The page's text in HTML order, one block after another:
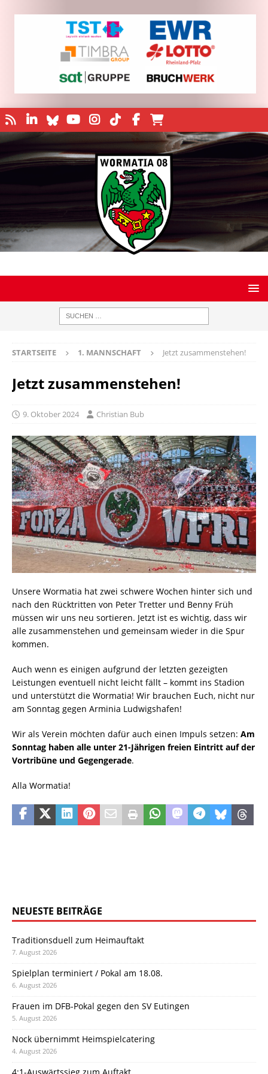
STARTSEITE 1. MANNSCHAFT Jetzt zusammenstehen!
Jetzt zusammenstehen!
9. Oktober 2024 Christian Bub
Unsere Wormatia hat zwei schwere Wochen hinter sich und
nach den Rücktritten von Peter Tretter und Benny Früh
müssen wir uns neu sortieren. Jetzt ist es wichtig, dass wir
alle zusammenstehen und gemeinsam wieder in die Spur
kommen.
Auch wenn es einigen aufgrund der letzten gezeigten
Leistungen eventuell nicht leicht fällt – kommt ins Stadion
und unterstützt die Wormatia! Wir brauchen Euch, nicht nur
am Sonntag gegen Arminia Ludwigshafen!
Wir als Verein möchten dafür auch einen Impuls setzen: Am
Sonntag haben alle unter 21-Jährigen freien Eintritt auf der
Vortribüne und Gegengerade.
Alla Wormatia!
NEUESTE BEITRÄGE
Traditionsduell zum Heimauftakt
7. August 2026
Spielplan terminiert / Pokal am 18.08.
6. August 2026
Frauen im DFB-Pokal gegen den SV Eutingen
5. August 2026
Nock übernimmt Heimspielcatering
4. August 2026